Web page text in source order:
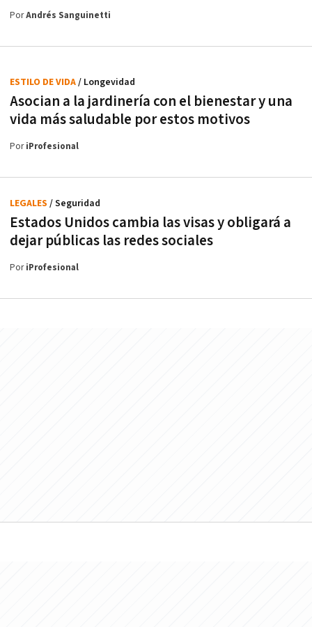
PorAndrés Sanguinetti
Asocian a la jardinería con el bienestar y una
vida más saludable por estos motivos
ESTILO DE VIDA/ Longevidad
PoriProfesional
Estados Unidos cambia las visas y obligará a
dejar públicas las redes sociales
LEGALES / Seguridad
PoriProfesional